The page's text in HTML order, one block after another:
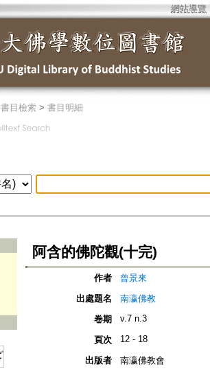
網站導覽
書目檢索 > 書目明細
阿含的佛陀觀(十完)
作者
曾景來
出處題名
南瀛佛教
卷期
v.7 n.3
頁次 12 - 18
出版者
南瀛佛教會